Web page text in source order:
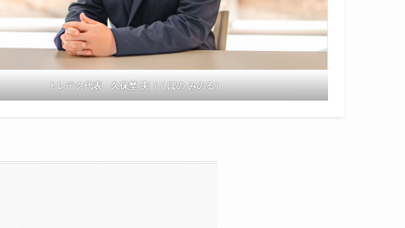
トレテク代表 久保埜 実（くぼの みのる）